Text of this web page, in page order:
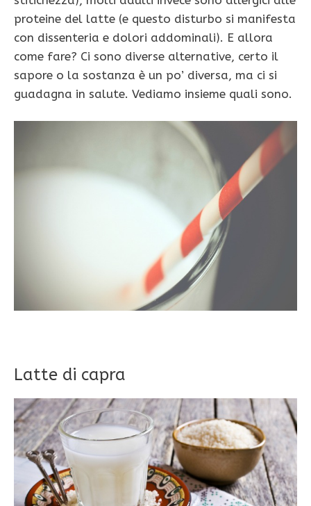
proteine del latte (e questo disturbo si manifesta
con dissenteria e dolori addominali). E allora
come fare? Ci sono diverse alternative, certo il
sapore o la sostanza è un po’ diversa, ma ci si
guadagna in salute. Vediamo insieme quali sono.
Latte di capra